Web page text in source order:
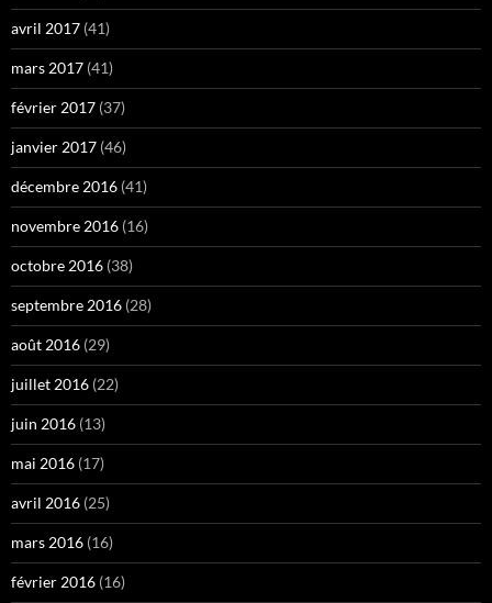
avril 2017 (41)
mars 2017 (41)
février 2017 (37)
janvier 2017 (46)
décembre 2016 (41)
novembre 2016 (16)
octobre 2016 (38)
septembre 2016 (28)
août 2016 (29)
juillet 2016 (22)
juin 2016 (13)
mai 2016 (17)
avril 2016 (25)
mars 2016 (16)
février 2016 (16)